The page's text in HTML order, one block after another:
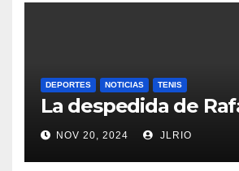
DEPORTES NOTICIAS TENIS
La despedida de
NOV 20, 2024 JLRIO